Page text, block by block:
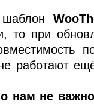
то при
работают
нам не